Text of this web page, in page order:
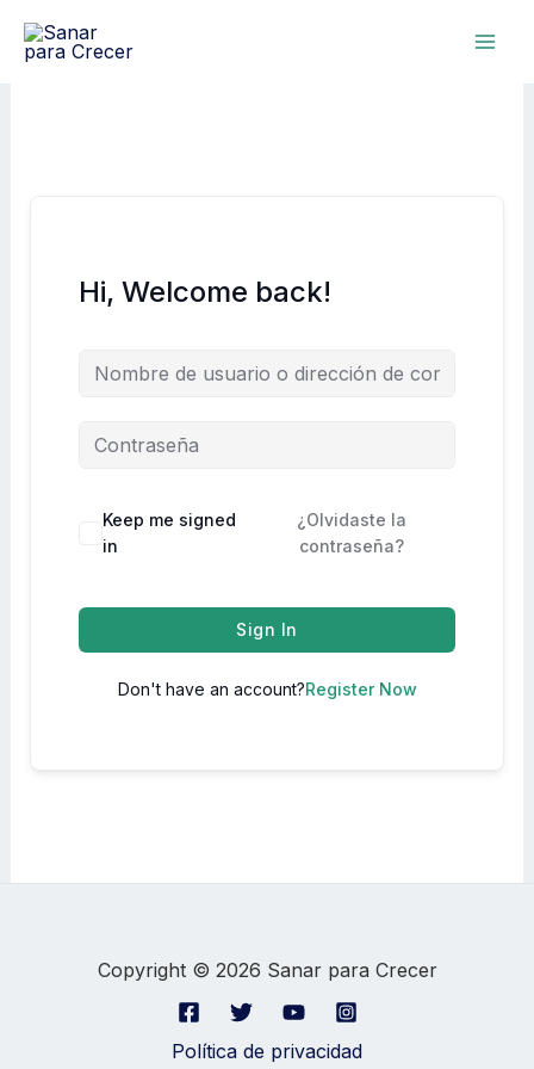
Hi, Welcome back!
Keep me signed
in
¿Olvidaste la
contraseña?
Sign In
Don't have an account?Register Now
Copyright © 2026 Sanar para Crecer
Política de privacidad